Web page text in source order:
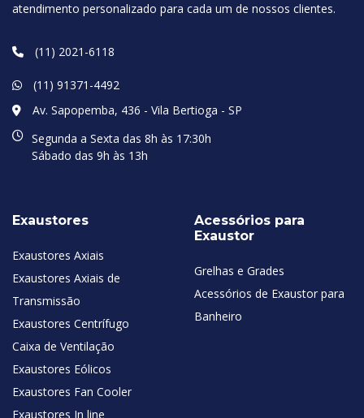
atendimento personalizado para cada um de nossos clientes.
(11) 2021-6118
(11) 91371-4492
Av. Sapopemba, 436 - Vila Bertioga - SP
Segunda a Sexta das 8h às 17:30h
Sábado das 9h às 13h
Exaustores
Exaustores Axiais
Exaustores Axiais de
Transmissão
Exaustores Centrífugo
Caixa de Ventilação
Exaustores Eólicos
Exaustores Fan Cooler
Exaustores In line
Acessórios para
Exaustor
Grelhas e Grades
Acessórios de Exaustor para
Banheiro